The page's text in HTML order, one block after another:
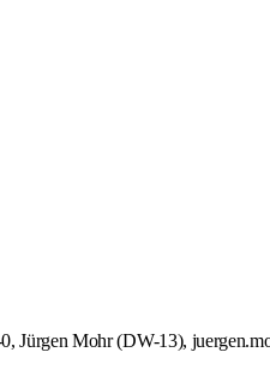
Jürgen Mohr (DW-13),